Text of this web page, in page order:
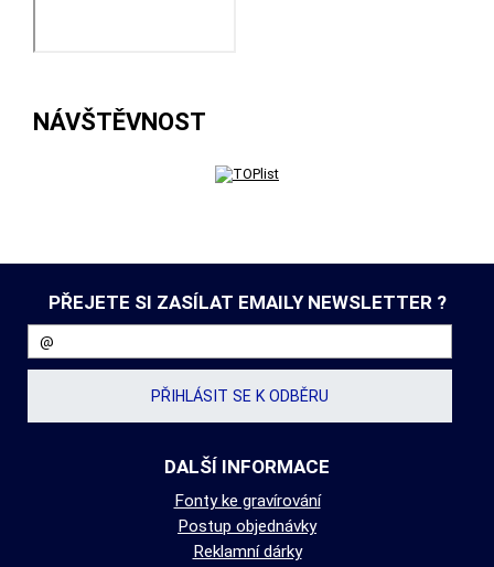
NÁVŠTĚVNOST
PŘEJETE SI ZASÍLAT EMAILY NEWSLETTER ?
DALŠÍ INFORMACE
Fonty ke gravírování
Postup objednávky
Reklamní dárky